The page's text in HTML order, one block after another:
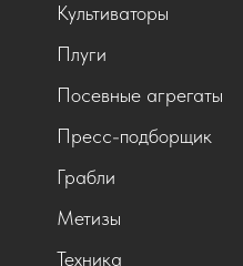
Культиваторы
Плуги
Посевные агрегаты
Пресс-подборщик
Грабли
Метизы
Техника